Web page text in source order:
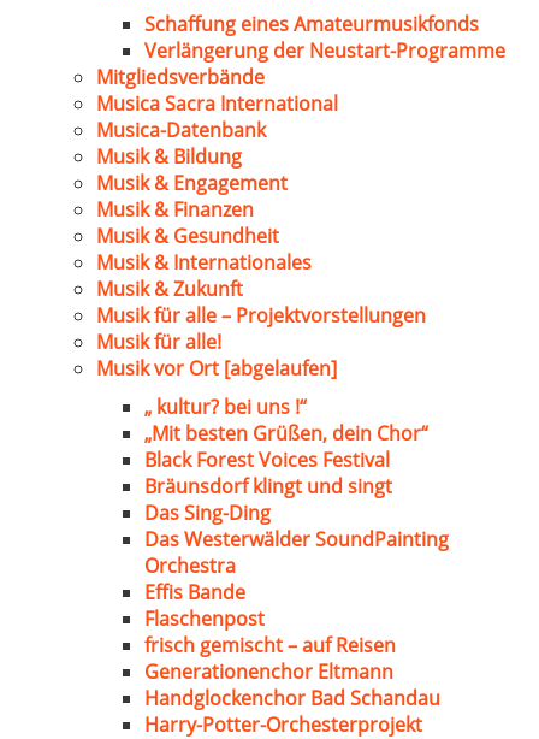
Schaffung eines Amateurmusikfonds
Verlängerung der Neustart-Programme
Mitgliedsverbände
Musica Sacra International
Musica-Datenbank
Musik & Bildung
Musik & Engagement
Musik & Finanzen
Musik & Gesundheit
Musik & Internationales
Musik & Zukunft
Musik für alle – Projektvorstellungen
Musik für alle!
Musik vor Ort [abgelaufen]
„ kultur? bei uns !“
„Mit besten Grüßen, dein Chor“
Black Forest Voices Festival
Bräunsdorf klingt und singt
Das Sing-Ding
Das Westerwälder SoundPainting
Orchestra
Effis Bande
Flaschenpost
frisch gemischt – auf Reisen
Generationenchor Eltmann
Handglockenchor Bad Schandau
Harry-Potter-Orchesterprojekt